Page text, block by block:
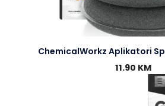
ChemicalWorkz Aplikatori
11.90 KM